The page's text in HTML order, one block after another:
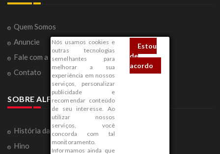
Nós usamos cookies e
outras tecnologias
semelhantes para
melhorar a sua
experiência em nossos
serviços, personalizar
publicidade e
recomendar conteúdo
de seu interesse. Ao
utilizar nossos
serviços, você
concorda com tal
monitoramento.
Informamos ainda que
Estou
de
acordo
Quem Somos
Anuncie
Fale com a Redação
Contato
SOBRE ALFENAS
História da Cidade
Hino